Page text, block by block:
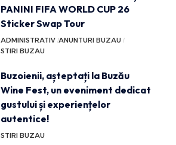
PANINI FIFA WORLD CUP 26
Sticker Swap Tour
ADMINISTRATIV ANUNTURI BUZAU
STIRI BUZAU
Buzoienii, așteptați la Buzău
Wine Fest, un eveniment dedicat
gustului și experiențelor
autentice!
STIRI BUZAU